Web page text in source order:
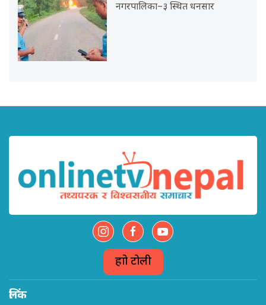
नगरपालिका–३ स्थित धनसार
हाम्रो टोली
लिंक